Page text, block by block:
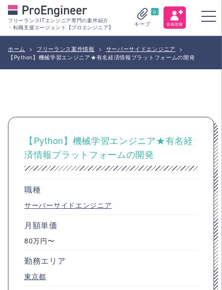
フリーランスITエンジニア専門の案件紹介
・転職支援エージェント【プロエンジニア】
0
キープ
ホーム > フリーランス案件情報 > サーバーサイドエンジニア
>
【Python】機械学習エンジニア★有名経済情報プラットフォームの開発
【Python】機械学習エンジニア★有名経
済情報プラットフォームの開発
職種
サーバーサイドエンジニア
月額単価
80万円〜
勤務エリア
東京都